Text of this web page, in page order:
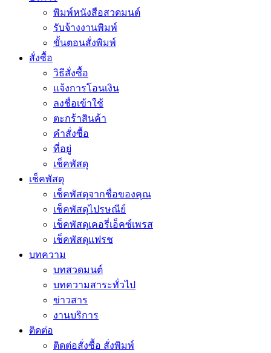
พิมพ์หนังสือสวดมนต์
รับจ้างงานพิมพ์
ขั้นตอนสั่งพิมพ์
สั่งซื้อ
วิธีสั่งซื้อ
แจ้งการโอนเงิน
ลงชื่อเข้าใช้
ตะกร้าสินค้า
คำสั่งซื้อ
ที่อยู่
เช็คพัสดุ
เช็คพัสดุ
เช็คพัสดุจากชื่อของคุณ
เช็คพัสดุไปรษณีย์
เช็คพัสดุเคอรี่เอ็คซ์เพรส
เช็คพัสดุแฟรช
บทความ
บทสวดมนต์
บทความสาระทั่วไป
ข่าวสาร
งานบริการ
ติดต่อ
ติดต่อสั่งซื้อ สั่งพิมพ์